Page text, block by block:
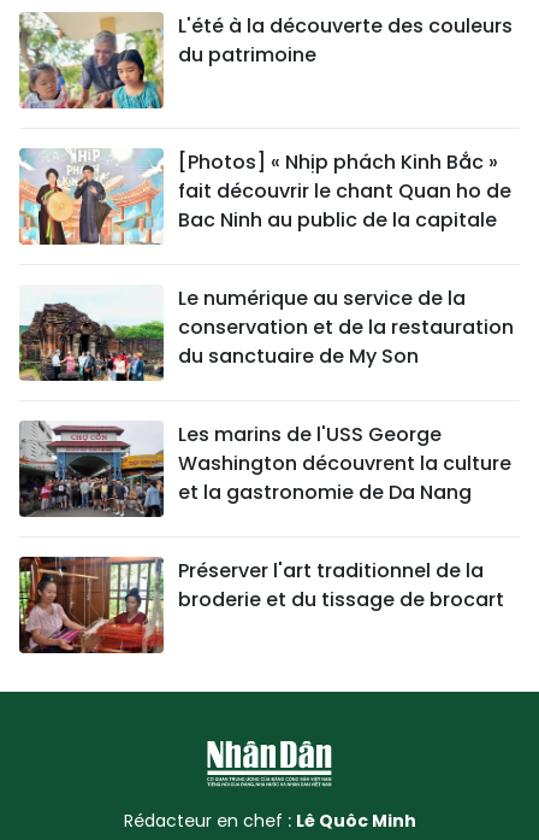
L'été à la découverte des couleurs
du patrimoine
[Photos] « Nhịp phách Kinh Bắc »
fait découvrir le chant Quan ho de
Bac Ninh au public de la capitale
Le numérique au service de la
conservation et de la restauration
du sanctuaire de My Son
Les marins de l'USS George
Washington découvrent la culture
et la gastronomie de Da Nang
Préserver l'art traditionnel de la
broderie et du tissage de brocart
Rédacteur en chef : Lê Quôc Minh